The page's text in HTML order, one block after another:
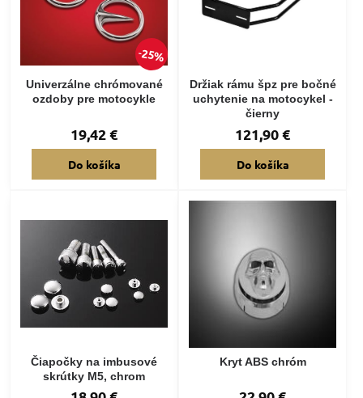
25%
Univerzálne chrómované
ozdoby pre motocykle
19,42 €
Do košíka
Držiak rámu špz pre bočné
uchytenie na motocykel -
čierny
121,90 €
Do košíka
Čiapočky na imbusové
skrútky M5, chrom
Kryt ABS chróm